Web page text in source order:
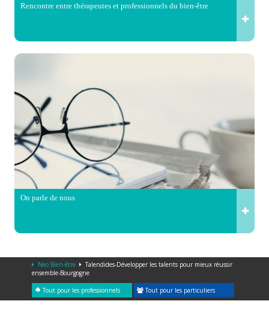
Rencontre entre thérapeutes et professionnels du bien-être
On parle de nous
Neo Bien-être
Talendides-Développer les talents pour mieux réussir
ensemble-Bourgogne
Tout pour les professionnels Tout pour les particuliers